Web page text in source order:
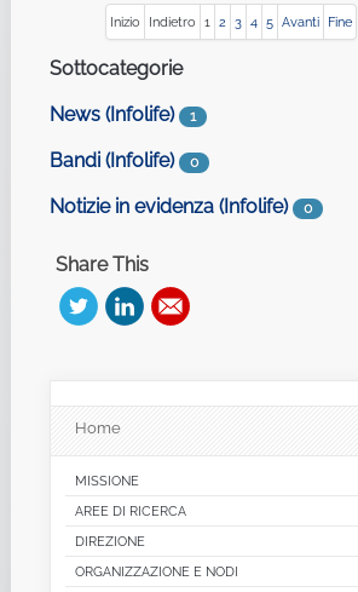
Inizio Indietro 1 2 3 4 5 Avanti Fine
Sottocategorie
News (Infolife)
1
Bandi (Infolife) 0
Notizie in evidenza (Infolife) 0
Share This
Home
MISSIONE
AREE DI RICERCA
DIREZIONE
ORGANIZZAZIONE E NODI